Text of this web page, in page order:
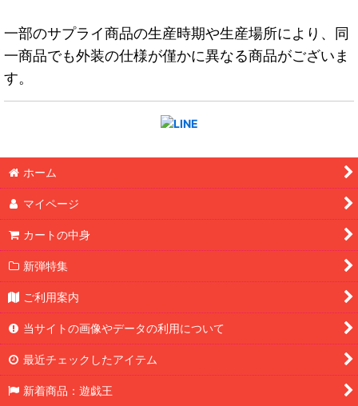
一部のサプライ商品の生産時期や生産場所により、同
一商品でも外装の仕様が僅かに異なる商品がございま
す。
ホーム
マイページ
カートの中身
新弾特集
ご利用案内
当サイトの画像やデータの利用について
最近チェックしたアイテム
新着商品：遊戯王